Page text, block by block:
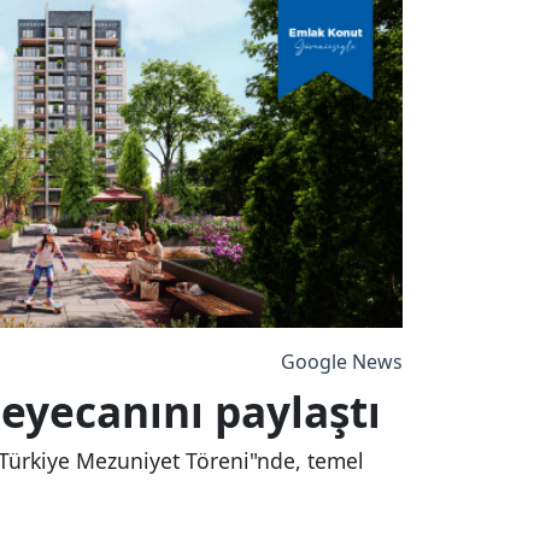
Google News
paylaştı
Mezuniyet Töreni"nde, temel